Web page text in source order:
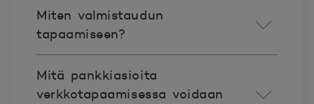
Miten valmistaudun
tapaamiseen?
Mitä pankkiasioita
verkkotapaamisessa voidaan